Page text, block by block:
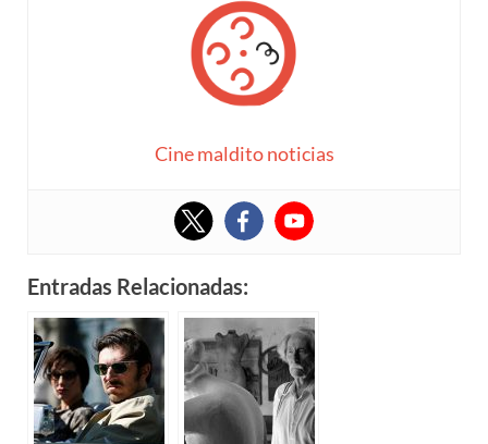
Cine maldito noticias
Entradas Relacionadas: